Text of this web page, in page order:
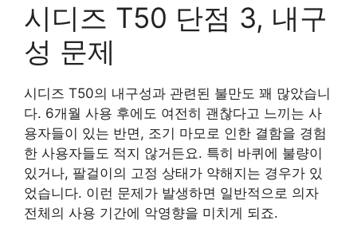
시디즈 T50 단점 3, 내구
성 문제
시디즈 T50의 내구성과 관련된 불만도 꽤 많았습니
다. 6개월 사용 후에도 여전히 괜찮다고 느끼는 사
용자들이 있는 반면, 조기 마모로 인한 결함을 경험
한 사용자들도 적지 않거든요. 특히 바퀴에 불량이
있거나, 팔걸이의 고정 상태가 약해지는 경우가 있
었습니다. 이런 문제가 발생하면 일반적으로 의자
전체의 사용 기간에 악영향을 미치게 되죠.